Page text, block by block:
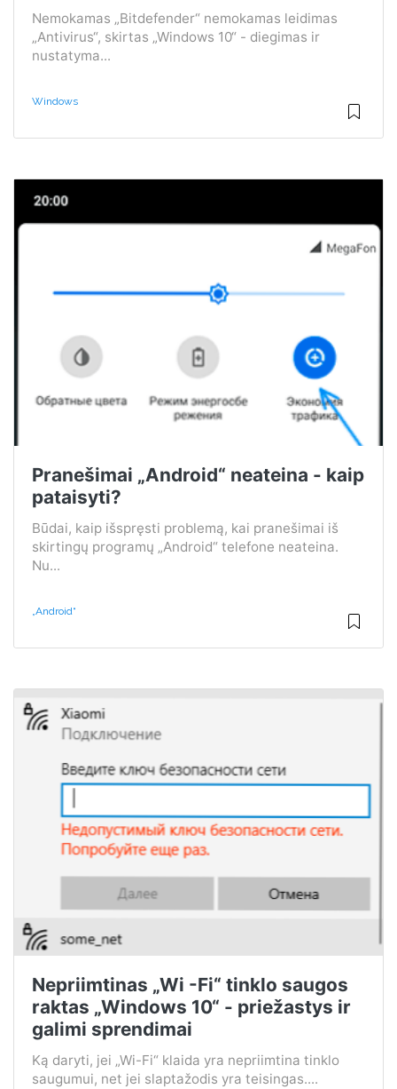
Nemokamas „Bitdefender“ nemokamas leidimas
„Antivirus“, skirtas „Windows 10“ - diegimas ir
nustatyma...
Windows
Pranešimai „Android“ neateina - kaip
pataisyti?
Būdai, kaip išspręsti problemą, kai pranešimai iš
skirtingų programų „Android“ telefone neateina.
Nu...
„Android“
Nepriimtinas „Wi -Fi“ tinklo saugos
raktas „Windows 10“ - priežastys ir
galimi sprendimai
Ką daryti, jei „Wi-Fi“ klaida yra nepriimtina tinklo
saugumui, net jei slaptažodis yra teisingas....